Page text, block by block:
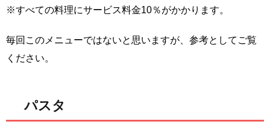
※すべての料理にサービス料金10％がかかります。
毎回このメニューではないと思いますが、参考としてご覧
ください。
パスタ